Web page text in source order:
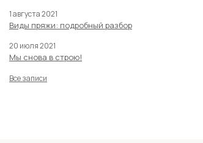
1 августа 2021
Виды пряжи: подробный разбор
20 июля 2021
Мы снова в строю!
Все записи